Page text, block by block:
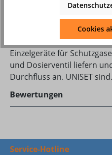
Beschreibung
Einzelgeräte für
und Dosierventil liefern
Durchfluss an. UNISET
Bewertungen
Service-Hotline
Cookies